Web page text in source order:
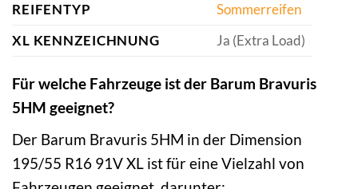
REIFENTYP
Sommerreifen
XL KENNZEICHNUNG
Ja (Extra Load)
Für welche Fahrzeuge ist der Barum Bravuris
5HM geeignet?
Der Barum Bravuris 5HM in der Dimension
195/55 R16 91V XL ist für eine Vielzahl von